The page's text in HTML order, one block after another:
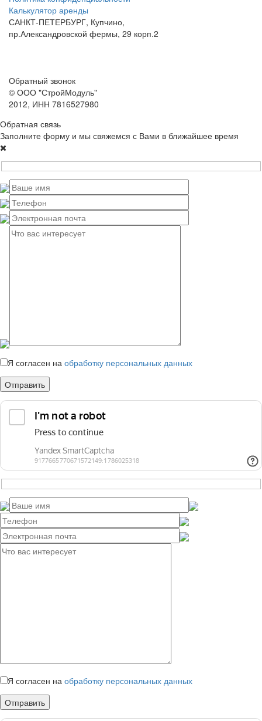
Калькулятор аренды
САНКТ-ПЕТЕРБУРГ, Купчино,
пр.Александровской фермы, 29 корп.2
Обратный звонок
© ООО "СтройМодуль"
2012, ИНН 7816527980
Обратная связь
Заполните форму и мы свяжемся с Вами в ближайшее время
Я согласен на обработку персональных данных
Я согласен на обработку персональных данных